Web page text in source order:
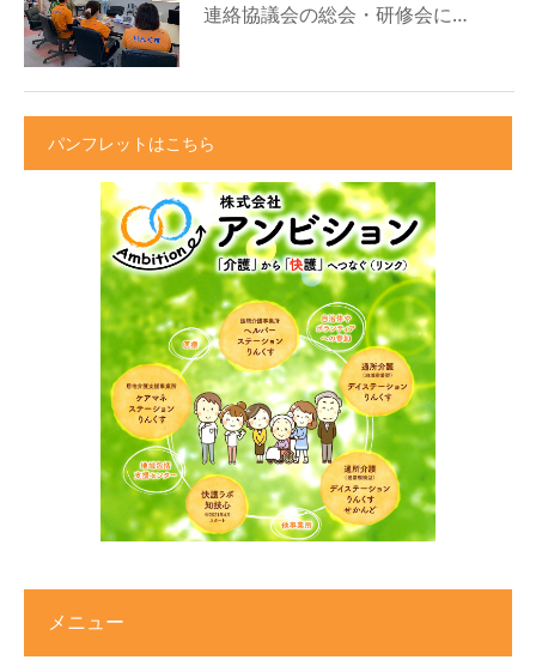
連絡協議会の総会・研修会に…
パンフレットはこちら
メニュー